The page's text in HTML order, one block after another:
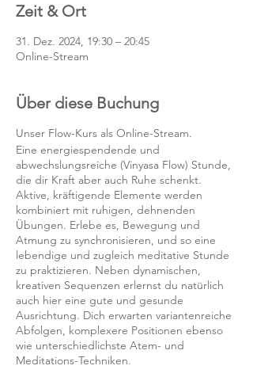
Zeit & Ort
31. Dez. 2024, 19:30 – 20:45
Online-Stream
Über diese Buchung
Unser Flow-Kurs als Online-Stream.
Eine energiespendende und
abwechslungsreiche (Vinyasa Flow) Stunde,
die dir Kraft aber auch Ruhe schenkt.
Aktive, kräftigende Elemente werden
kombiniert mit ruhigen, dehnenden
Übungen. Erlebe es, Bewegung und
Atmung zu synchronisieren, und so eine
lebendige und zugleich meditative Stunde
zu praktizieren. Neben dynamischen,
kreativen Sequenzen erlernst du natürlich
auch hier eine gute und gesunde
Ausrichtung. Dich erwarten variantenreiche
Abfolgen, komplexere Positionen ebenso
wie unterschiedlichste Atem- und
Meditations-Techniken.